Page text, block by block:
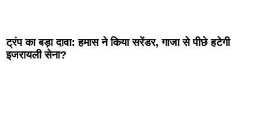
ट्रंप का बड़ा दावा: हमास ने किया सरेंडर, गाजा से पीछे हटेगी
इजरायली सेना?